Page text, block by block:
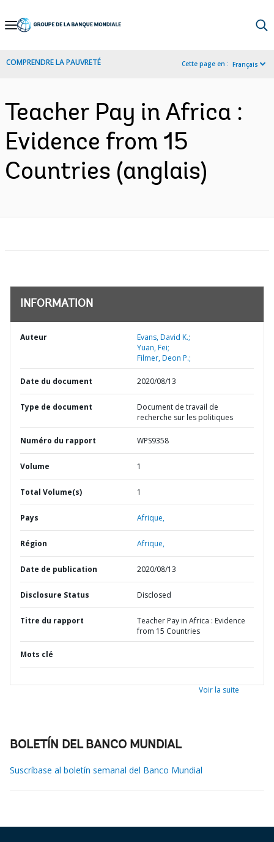
Skip
Navigation
COMPRENDRE LA PAUVRETÉ Cette page en : Français
Teacher Pay in Africa :
Evidence from 15
Countries (anglais)
INFORMATION
Auteur
Evans, David K.;
Yuan, Fei;
Filmer, Deon P.;
Date du document 2020/08/13
Type de document
Document de travail de
recherche sur les politiques
Numéro du rapport WPS9358
Volume 1
Total Volume(s) 1
Pays Afrique,
Région Afrique,
Date de publication 2020/08/13
Disclosure Status Disclosed
Titre du rapport
Teacher Pay in Africa : Evidence
from 15 Countries
Mots clé
Voir la suite
BOLETÍN DEL BANCO MUNDIAL
Suscríbase al boletín semanal del Banco Mundial